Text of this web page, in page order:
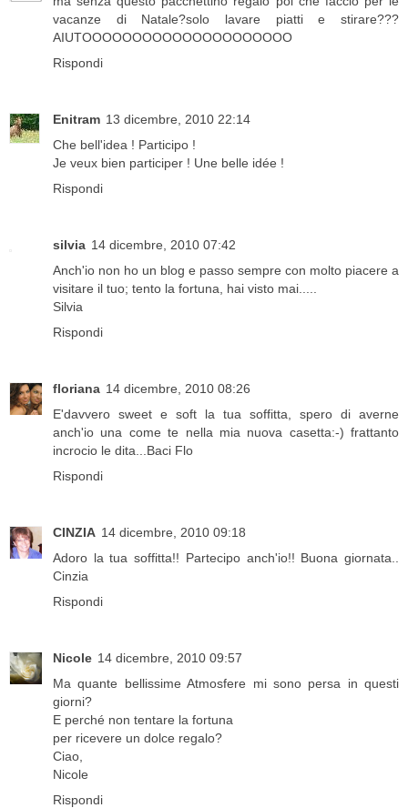
vacanze di Natale?solo lavare piatti e stirare???
AIUTOOOOOOOOOOOOOOOOOOOOO
Rispondi
Enitram 13 dicembre, 2010 22:14
Che bell'idea ! Participo !
Je veux bien participer ! Une belle idée !
Rispondi
silvia 14 dicembre, 2010 07:42
Anch'io non ho un blog e passo sempre con molto piacere a
visitare il tuo; tento la fortuna, hai visto mai.....
Silvia
Rispondi
floriana 14 dicembre, 2010 08:26
E'davvero sweet e soft la tua soffitta, spero di averne
anch'io una come te nella mia nuova casetta:-) frattanto
incrocio le dita...Baci Flo
Rispondi
CINZIA 14 dicembre, 2010 09:18
Adoro la tua soffitta!! Partecipo anch'io!! Buona giornata..
Cinzia
Rispondi
Nicole 14 dicembre, 2010 09:57
Ma quante bellissime Atmosfere mi sono persa in questi
giorni?
E perché non tentare la fortuna
per ricevere un dolce regalo?
Ciao,
Nicole
Rispondi